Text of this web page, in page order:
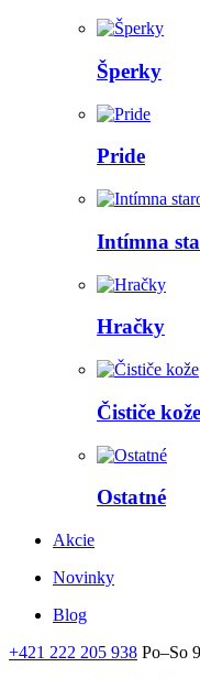
Šperky
Pride
Intímna
Hračky
Čističe kože
Ostatné
Akcie
Novinky
Blog
+421 222 205 938 Po–So